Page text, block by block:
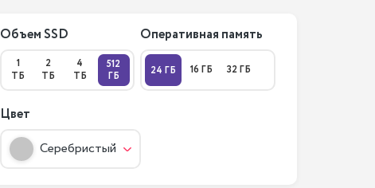
Объем SSD
1
ТБ
2
ТБ
4
ТБ
512
ГБ
Оперативная память
24 ГБ 16 ГБ 32 ГБ
Цвет
Серебристый